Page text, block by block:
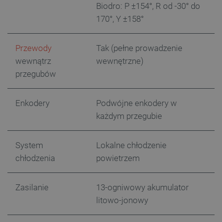
Biodro: P ±154°, R od -30° do
170°, Y ±158°
Przewody
wewnątrz
przegubów
Tak (pełne prowadzenie
wewnętrzne)
Enkodery
Podwójne enkodery w
każdym przegubie
System
chłodzenia
Lokalne chłodzenie
powietrzem
Zasilanie
13-ogniwowy akumulator
litowo-jonowy
botland.com.pl